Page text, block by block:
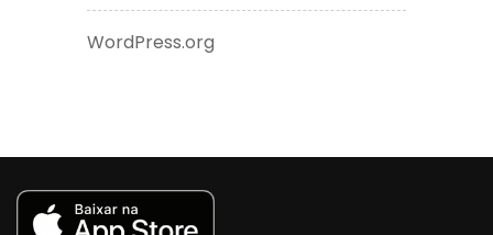
WordPress.org